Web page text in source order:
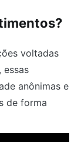
voltadas
essas
anônimas e
de forma